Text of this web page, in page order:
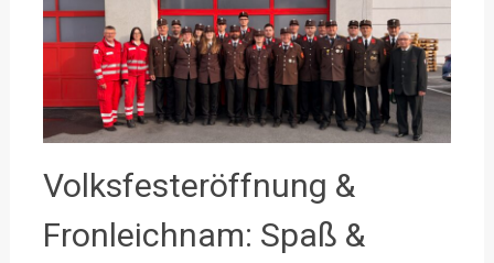
Volksfesteröffnung &
Fronleichnam: Spaß &